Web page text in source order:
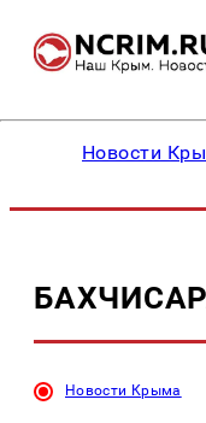
Новости
Новости Крыма